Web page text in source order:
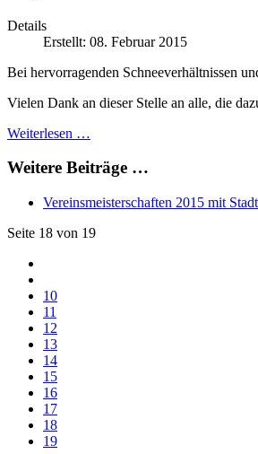
Details
Erstellt: 08. Februar 2015
Bei hervorragenden Schneeverhältnissen
Vielen Dank an dieser Stelle an alle, die
Weiterlesen …
Weitere Beiträge …
Vereinsmeisterschaften 2015 mit
Seite 18 von 19
10
11
12
13
14
15
16
17
18
19